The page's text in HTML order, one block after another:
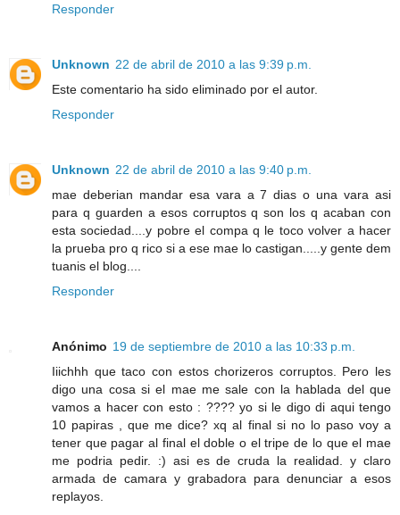
Responder
Unknown 22 de abril de 2010 a las 9:39 p.m.
Este comentario ha sido eliminado por el autor.
Responder
Unknown 22 de abril de 2010 a las 9:40 p.m.
mae deberian mandar esa vara a 7 dias o una vara asi
para q guarden a esos corruptos q son los q acaban con
esta sociedad....y pobre el compa q le toco volver a hacer
la prueba pro q rico si a ese mae lo castigan.....y gente dem
tuanis el blog....
Responder
Anónimo 19 de septiembre de 2010 a las 10:33 p.m.
Iiichhh que taco con estos chorizeros corruptos. Pero les
digo una cosa si el mae me sale con la hablada del que
vamos a hacer con esto : ???? yo si le digo di aqui tengo
10 papiras , que me dice? xq al final si no lo paso voy a
tener que pagar al final el doble o el tripe de lo que el mae
me podria pedir. :) asi es de cruda la realidad. y claro
armada de camara y grabadora para denunciar a esos
replayos.